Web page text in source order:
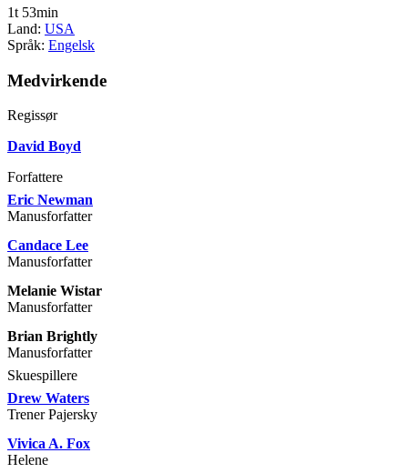
1t 53min
Land: USA
Språk: Engelsk
Medvirkende
Regissør
David Boyd
Forfattere
Eric Newman
Manusforfatter
Candace Lee
Manusforfatter
Melanie Wistar
Manusforfatter
Brian Brightly
Manusforfatter
Skuespillere
Drew Waters
Trener Pajersky
Vivica A. Fox
Helene